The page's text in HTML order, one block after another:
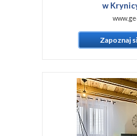
w
Zapoznaj